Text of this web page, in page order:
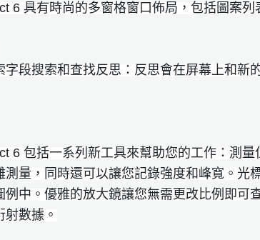
6 具有時尚的多窗格窗口佈局，包括圖案
字段搜索和查找反思：反思會在屏幕上和新
6 包括一系列新工具來幫助您的工作：測
測量，同時還可以讓您記錄強度和峰寬。光
例中。優雅的放大鏡讓您無需更改比例即可
數據。